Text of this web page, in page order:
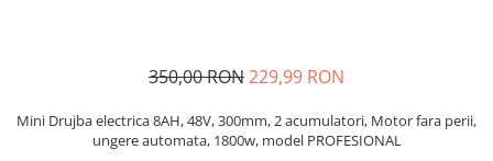
350,00 RON229,99 RON
Mini Drujba electrica 8AH, 48V, 300mm, 2 acumulatori, Motor fara perii,
ungere automata, 1800w, model PROFESIONAL